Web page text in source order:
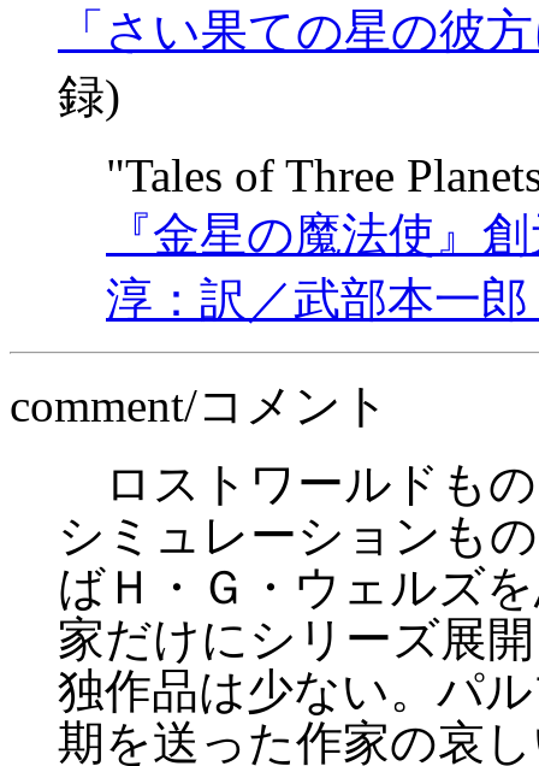
「さい果ての星の彼
録)
"Tales of Three
『金星の魔法使』
淳：訳／武部本一
comment/コメント
ロストワールドも
シミュレーションも
ばＨ・Ｇ・ウェルズ
家だけにシリーズ展
独作品は少ない。パ
期を送った作家の哀